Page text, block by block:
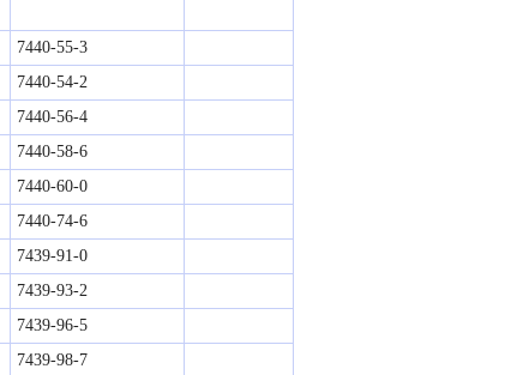
7440-55-3
7440-54-2
7440-56-4
7440-58-6
7440-60-0
7440-74-6
7439-91-0
7439-93-2
7439-96-5
7439-98-7